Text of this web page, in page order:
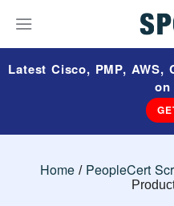
Latest Cisco, PMP, AWS,
on
Home PeopleCert